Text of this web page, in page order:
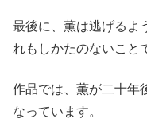
最後に、薫は逃げるよ
れもしかたのないこと
作品では、薫が二十年
なっています。